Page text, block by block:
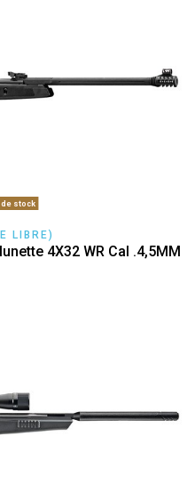
de stock
LIBRE)
4X32 WR Cal .4,5MM